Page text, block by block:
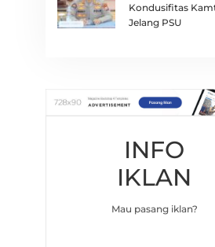
Kondusifitas
Jelang PSU
INFO
IKLAN
Mau pasang iklan?